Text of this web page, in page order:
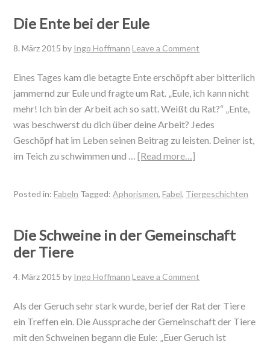
Die Ente bei der Eule
8. März 2015 by Ingo Hoffmann Leave a Comment
Eines Tages kam die betagte Ente erschöpft aber bitterlich
jammernd zur Eule und fragte um Rat. „Eule, ich kann nicht
mehr! Ich bin der Arbeit ach so satt. Weißt du Rat?“ „Ente,
was beschwerst du dich über deine Arbeit? Jedes
Geschöpf hat im Leben seinen Beitrag zu leisten. Deiner ist,
im Teich zu schwimmen und …[Read more…]
Posted in:Fabeln Tagged:Aphorismen,Fabel, Tiergeschichten
Die Schweine in der Gemeinschaft
der Tiere
4. März 2015 by Ingo Hoffmann Leave a Comment
Als der Geruch sehr stark wurde, berief der Rat der Tiere
ein Treffen ein. Die Aussprache der Gemeinschaft der Tiere
mit den Schweinen begann die Eule: „Euer Geruch ist